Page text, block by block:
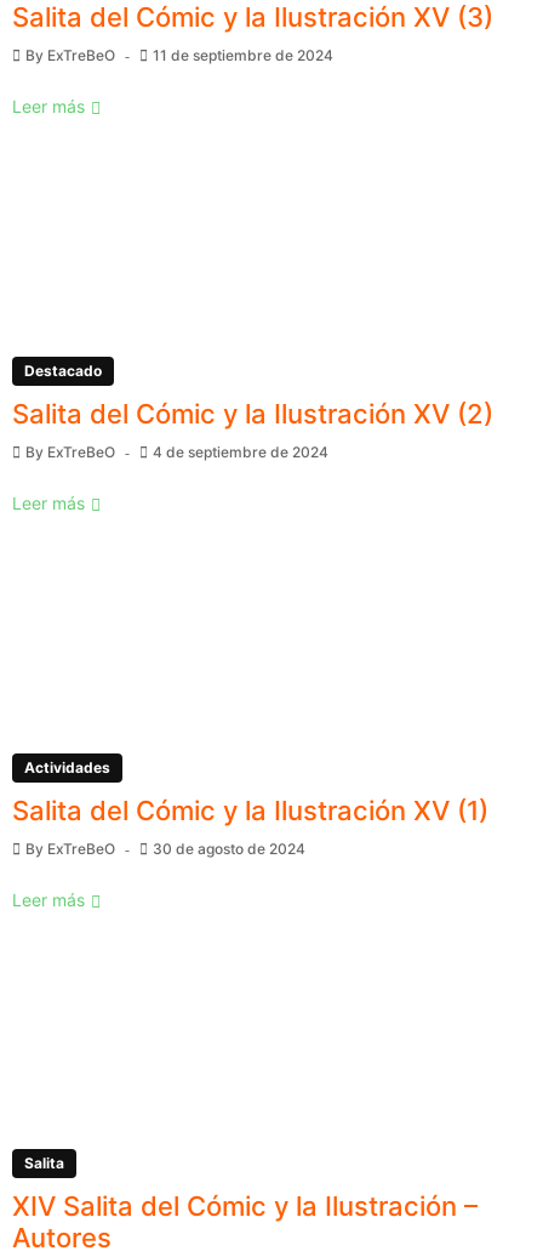
Salita del Cómic y la Ilustración XV (3)
By ExTreBeO 11 de septiembre de 2024
Leer más
Destacado
Salita del Cómic y la Ilustración XV (2)
By ExTreBeO 4 de septiembre de 2024
Leer más
Actividades
Salita del Cómic y la Ilustración XV (1)
By ExTreBeO 30 de agosto de 2024
Leer más
Salita
XIV Salita del Cómic y la Ilustración –
Autores